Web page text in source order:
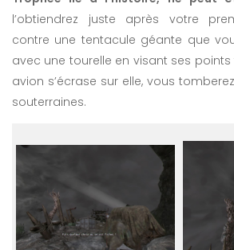
l’obtiendrez juste après votre
contre une tentacule géante que
avec une tourelle en visant ses points
avion s’écrase sur elle, vous
souterraines.